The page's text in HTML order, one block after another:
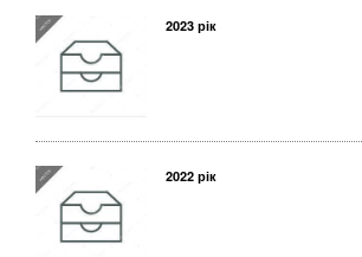
2023 рік
2022 рік